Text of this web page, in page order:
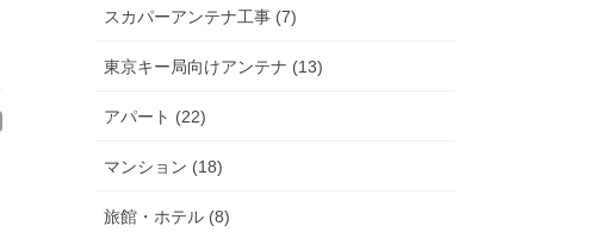
スカパーアンテナ工事 (7)
東京キー局向けアンテナ (13)
アパート (22)
マンション (18)
旅館・ホテル (8)